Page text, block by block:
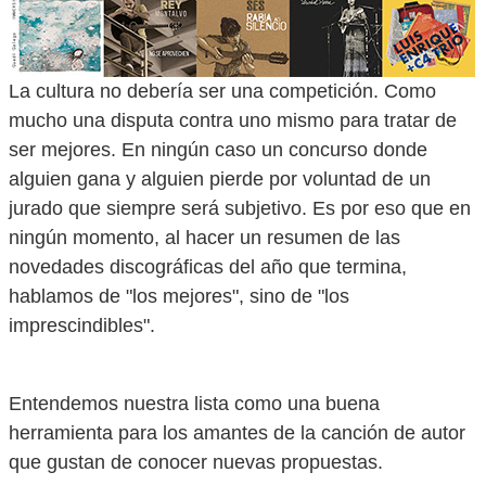
La cultura no debería ser una competición. Como
mucho una disputa contra uno mismo para tratar de
ser mejores. En ningún caso un concurso donde
alguien gana y alguien pierde por voluntad de un
jurado que siempre será subjetivo. Es por eso que en
ningún momento, al hacer un resumen de las
novedades discográficas del año que termina,
hablamos de "los mejores", sino de "los
imprescindibles".
Entendemos nuestra lista como una buena
herramienta para los amantes de la canción de autor
que gustan de conocer nuevas propuestas.